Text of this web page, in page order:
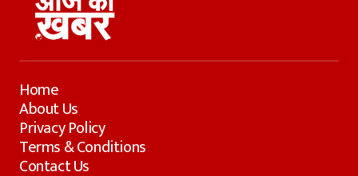
Home
About Us
Privacy Policy
Terms & Conditions
Contact Us